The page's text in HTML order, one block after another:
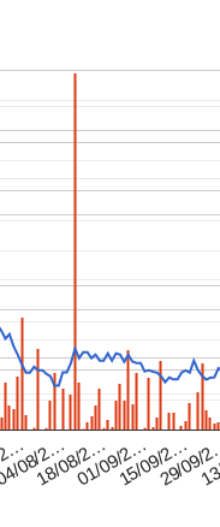
08/2…
18/08/2…01/09/2…15/09/2…
29/